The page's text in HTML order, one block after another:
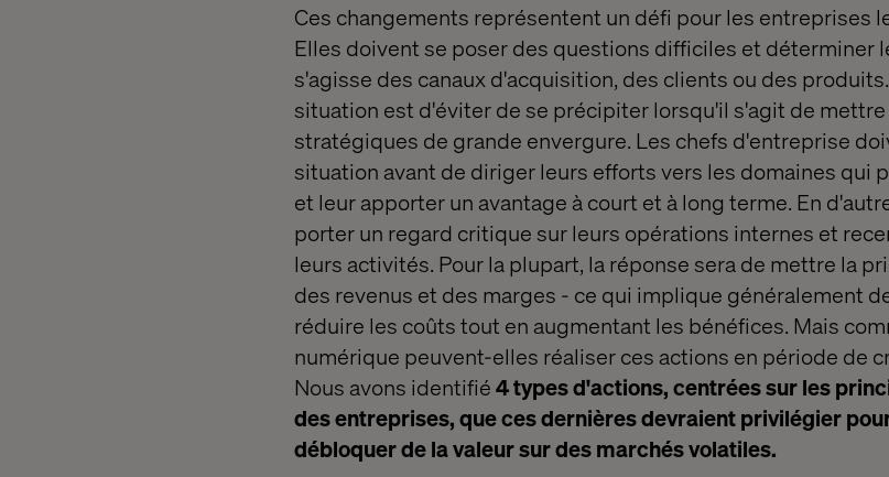
Ces changements représentent un défi pour les entreprises
Elles doivent se poser des questions difficiles et déterminer
s'agisse des canaux d'acquisition, des clients ou des
situation est d'éviter de se précipiter lorsqu'il s'agit de
stratégiques de grande envergure. Les chefs d'entreprise
situation avant de diriger leurs efforts vers les domaines qui
et leur apporter un avantage à court et à long terme. En
porter un regard critique sur leurs opérations internes et
leurs activités. Pour la plupart, la réponse sera de mettre la
des revenus et des marges - ce qui implique généralement
réduire les coûts tout en augmentant les bénéfices. Mais
numérique peuvent-elles réaliser ces actions en période de
Nous avons identifié4 types d'actions, centrées sur les
des entreprises, que ces dernières devraient privilégier
débloquer de la valeur sur des marchés volatiles.